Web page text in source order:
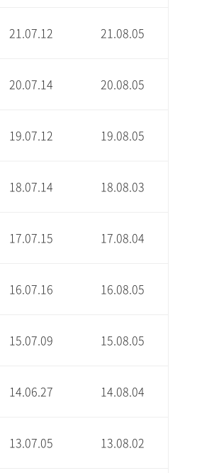
21.07.12 21.08.05
20.07.14 20.08.05
19.07.12 19.08.05
18.07.14 18.08.03
17.07.15 17.08.04
16.07.16 16.08.05
15.07.09 15.08.05
14.06.27 14.08.04
13.07.05 13.08.02